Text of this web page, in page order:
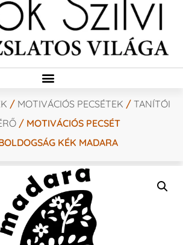
/ MOTIVÁCIÓS PECSÉTEK / TANÍTÓI
/ MOTIVÁCIÓS PECSÉT
KÉK MADARA